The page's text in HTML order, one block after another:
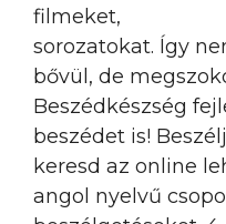
filmeket,
sorozatokat. Így
bővül, de
Beszédkészség
beszédet is!
keresd az online
angol nyelvű